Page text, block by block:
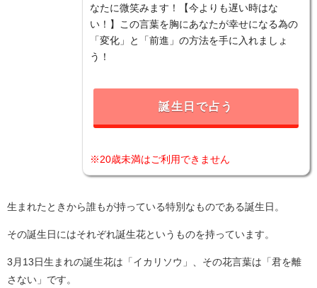
なたに微笑みます！【今よりも遅い時はな
い！】この言葉を胸にあなたが幸せになる為の
「変化」と「前進」の方法を手に入れましょ
う！
誕生日で占う
※20歳未満はご利用できません
生まれたときから誰もが持っている特別なものである誕生日。
その誕生日にはそれぞれ誕生花というものを持っています。
3月13日生まれの誕生花は「イカリソウ」、その花言葉は「君を離
さない」です。